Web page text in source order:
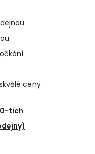
ceny
tich